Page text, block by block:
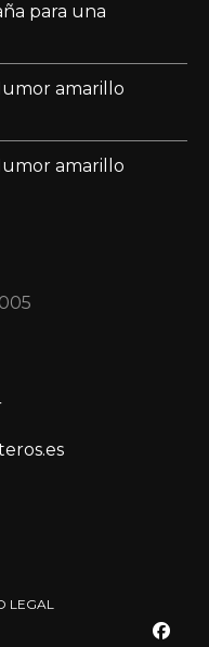
para una
amarillo
amarillo
LEGAL